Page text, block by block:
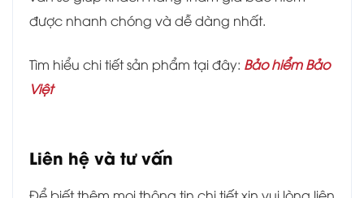
được nhanh chóng và dễ dàng nhất.
Tìm hiểu chi tiết sản phẩm tại đây: Bảo hiểm Bảo
Việt
Liên hệ và tư vấn